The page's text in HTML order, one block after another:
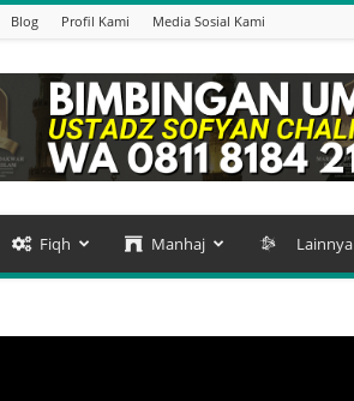
Blog Profil Kami Media Sosial Kami
Fiqh Manhaj Lainnya